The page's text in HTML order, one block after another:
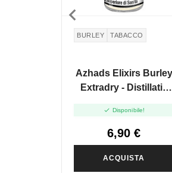
BURLEY TABACCO
Azhads Elixirs Burley
Extradry - Distillati -
 Disponibile!
6,90 €
ACQUISTA
